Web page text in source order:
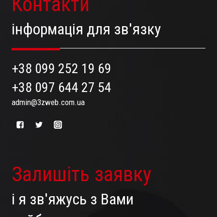
інформація для зв'язку
+38 099 252 19 69
+38 097 644 27 54
admin@3zweb.com.ua
Залишіть заявку
і я зв'яжусь з Вами